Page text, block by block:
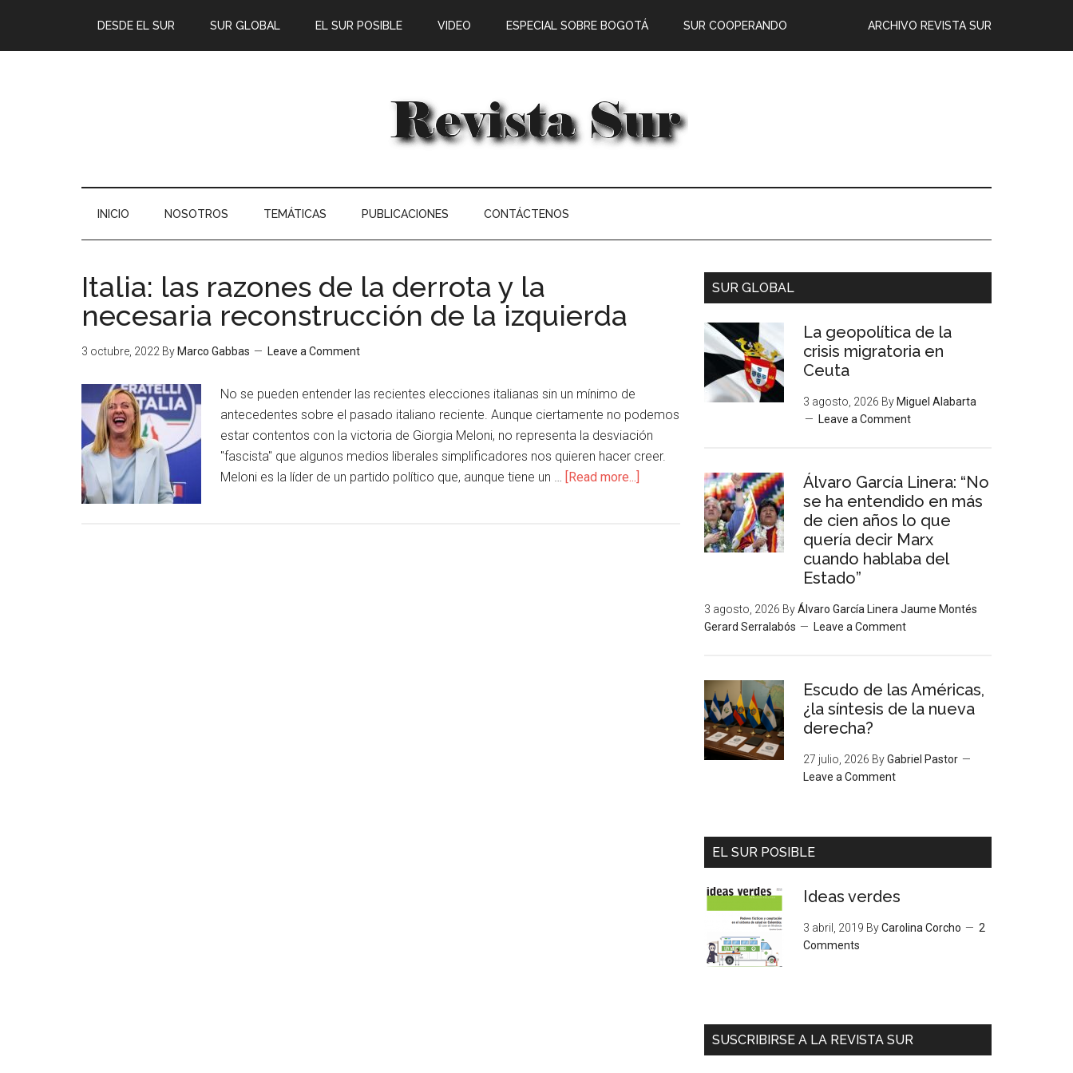
DESDE EL SUR SUR GLOBAL EL SUR POSIBLE ARCHIVO REVISTA SUR
VIDEO ESPECIAL SOBRE BOGOTÁ SUR COOPERANDO
INICIO NOSOTROS TEMÁTICAS PUBLICACIONES CONTÁCTENOS
Italia: las razones de la derrota y la
necesaria reconstrucción de la izquierda
3 octubre, 2022 By Marco Gabbas Leave a Comment
No se pueden entender las recientes elecciones italianas sin un mínimo de
antecedentes sobre el pasado italiano reciente. Aunque ciertamente no podemos
estar contentos con la victoria de Giorgia Meloni, no representa la desviación
"fascista" que algunos medios liberales simplificadores nos quieren hacer creer.
Meloni es la líder de un partido político que, aunque tiene un … [Read more...]
SUR GLOBAL
La geopolítica de la
crisis migratoria en
Ceuta
3 agosto, 2026 By Miguel Alabarta
Leave a Comment
Álvaro García Linera: “No
se ha entendido en más
de cien años lo que
quería decir Marx
cuando hablaba del
Estado”
3 agosto, 2026 ByÁlvaro García Linera Jaume Montés
Gerard Serralabós
Leave a Comment
Escudo de las Américas,
¿la síntesis de la nueva
derecha?
27 julio, 2026 ByGabriel Pastor
Leave a Comment
EL SUR POSIBLE
Ideas verdes
3 abril, 2019 ByCarolina Corcho
2
Comments
SUSCRIBIRSE A LA REVISTA SUR